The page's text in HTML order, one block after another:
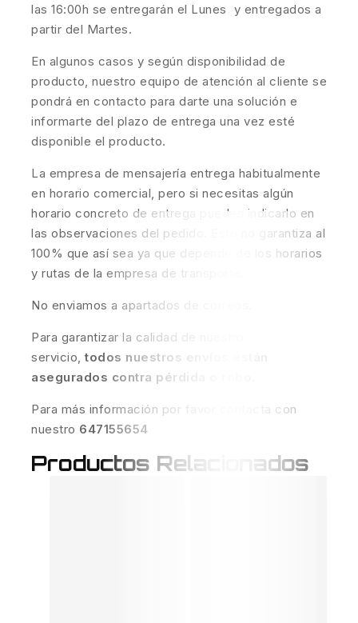
las 16:00h se entregarán el Lunes y entregados a
partir del Martes.
En algunos casos y según disponibilidad de
producto, nuestro equipo de atención al cliente se
pondrá en contacto para darte una solución e
informarte del plazo de entrega una vez esté
disponible el producto.
La empresa de mensajería entrega habitualmente
en horario comercial, pero si necesitas algún
horario concreto de entrega puedes indicarlo en
las observaciones del pedido. Esto no garantiza al
100% que así sea ya que depende de los horarios
y rutas de la empresa de transporte.
No enviamos a apartados de correos.
Para garantizar la calidad de nuestro
servicio,todos nuestros envíos están
asegurados contra pérdida o robo
Para más información por favor contacta con
nuestro 647155654
Productos Relacionados